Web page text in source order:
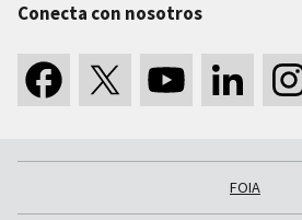
Conecta con nosotros
FOIA